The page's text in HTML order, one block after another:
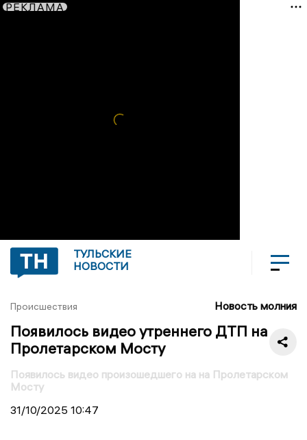
РЕКЛАМА
ТУЛЬСКИЕ
НОВОСТИ
Происшествия Новость молния
Появилось видео утреннего ДТП на
Пролетарском Мосту
Появилось видео произошедшего на на Пролетарском
Мосту
31/10/2025 10:47